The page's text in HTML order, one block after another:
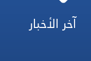
آخر الأخبار